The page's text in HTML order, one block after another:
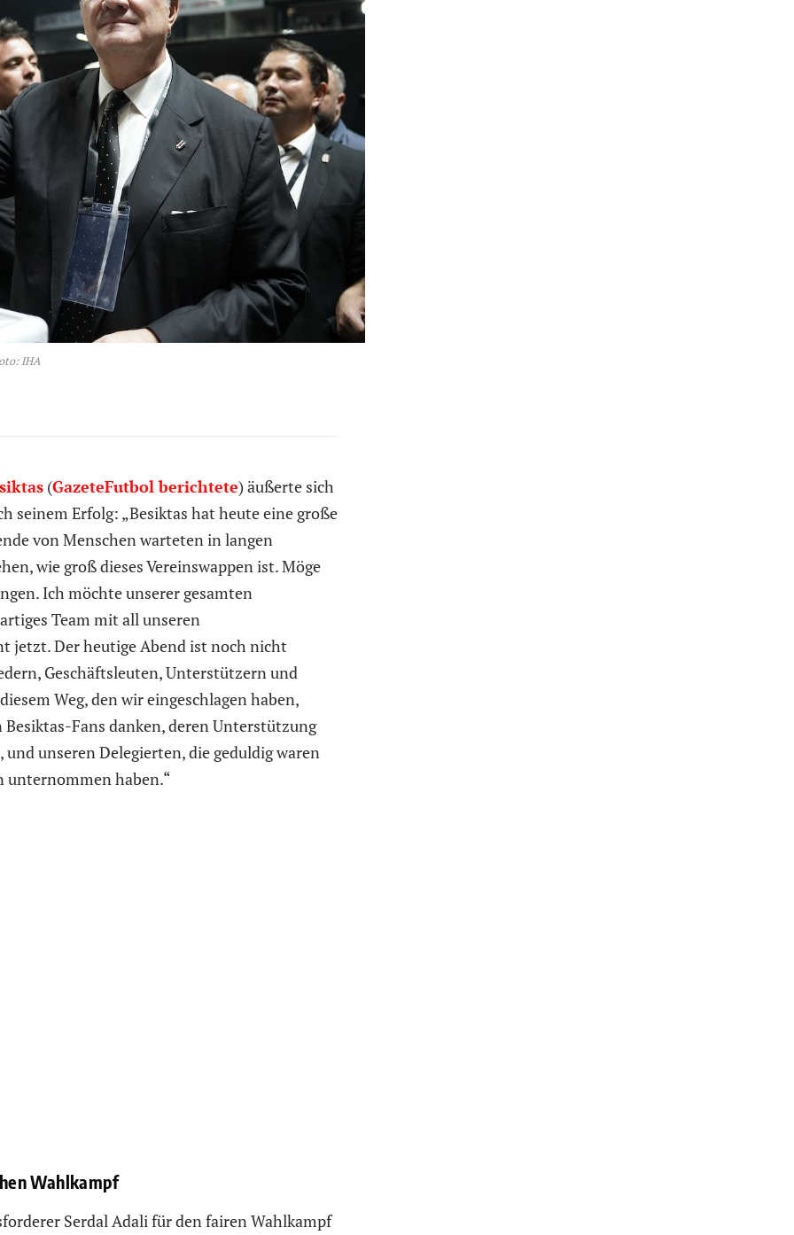
IHA
(GazeteFutbol berichtete) äußerte sich
seinem Erfolg: „Besiktas hat heute eine große
von Menschen warteten in langen
wie groß dieses Vereinswappen ist. Möge
Ich möchte unserer gesamten
Team mit all unseren
jetzt. Der heutige Abend ist noch nicht
Geschäftsleuten, Unterstützern und
Weg, den wir eingeschlagen haben,
Fans danken, deren Unterstützung
unseren Delegierten, die geduldig waren
unternommen haben.“
Wahlkampf
Serdal Adali für den fairen Wahlkampf